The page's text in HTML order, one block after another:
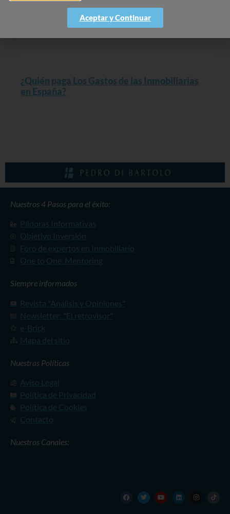
¿Quién paga Los Gastos de las Inmobiliarias
en España?
Nuestros 4 Pasos para el éxito:
Píldoras Informativas
Objetivo Inversión
Foro de expertos en Inmobiliario
One to One. Mentoring
Siempre informados
Revista "Análisis y Opiniones"
Newsletter: "El retrovisor"
e-Brick
Mapa del sitio
Nuestras Políticas
Aviso Legal
Política de Privacidad
Política de Cookies
Contacto
Nuestros Canales:
Aceptar y Continuar